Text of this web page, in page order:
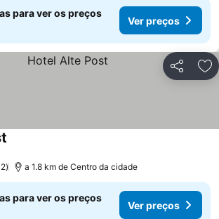
para ver os preços
Ver preços
Partilhar
a 1.8 km de Centro da cidade
para ver os preços
Ver preços